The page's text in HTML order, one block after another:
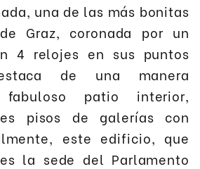
una de las más bonitas
Graz, coronada por un
4 relojes en sus puntos
de una manera
patio interior,
pisos de galerías con
este edificio, que
la sede del Parlamento